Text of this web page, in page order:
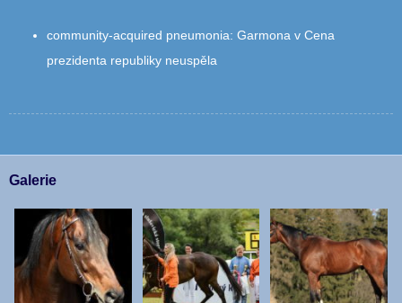
community‑acquired pneumonia: Garmona v Cena
prezidenta republiky neuspěla
Galerie